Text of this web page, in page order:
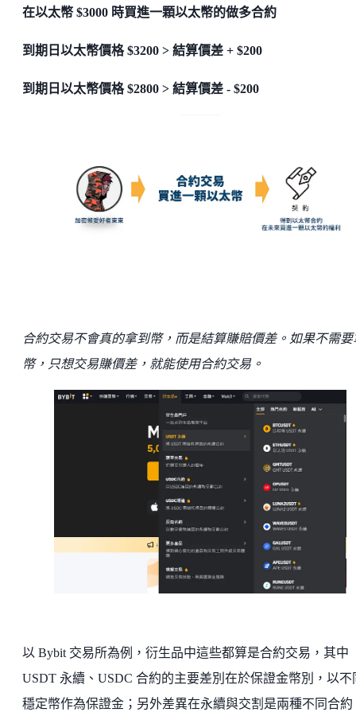
在以太幣 $3000 時買進一顆以太幣的做多合約
到期日以太幣價格 $3200 > 結算價差 + $200
到期日以太幣價格 $2800 > 結算價差 - $200
合約交易不會真的拿到幣，而是結算賺賠價差。如果不需要
幣，只想交易賺價差，就能使用合約交易。
以 Bybit 交易所為例，衍生品中這些都算是合約交易，其中
USDT 永續、USDC 合約的主要差別在於保證金幣別，以不
穩定幣作為保證金；另外差異在永續與交割是兩種不同合約